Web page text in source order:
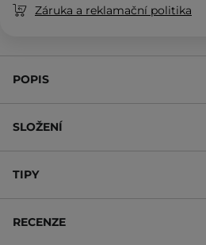
Záruka a reklamační politika
POPIS
SLOŽENÍ
TIPY
RECENZE